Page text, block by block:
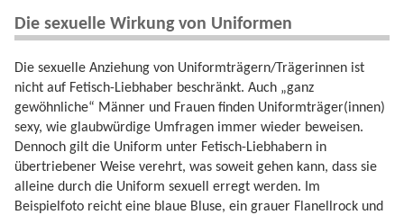
Die sexuelle Wirkung von Uniformen
Die sexuelle Anziehung von Uniformträgern/Trägerinnen ist
nicht auf Fetisch-Liebhaber beschränkt. Auch „ganz
gewöhnliche“ Männer und Frauen finden Uniformträger(innen)
sexy, wie glaubwürdige Umfragen immer wieder beweisen.
Dennoch gilt die Uniform unter Fetisch-Liebhabern in
übertriebener Weise verehrt, was soweit gehen kann, dass sie
alleine durch die Uniform sexuell erregt werden. Im
Beispielfoto reicht eine blaue Bluse, ein grauer Flanellrock und